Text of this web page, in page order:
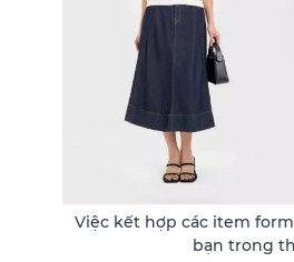
Việc kết hợp các item
bạn trong